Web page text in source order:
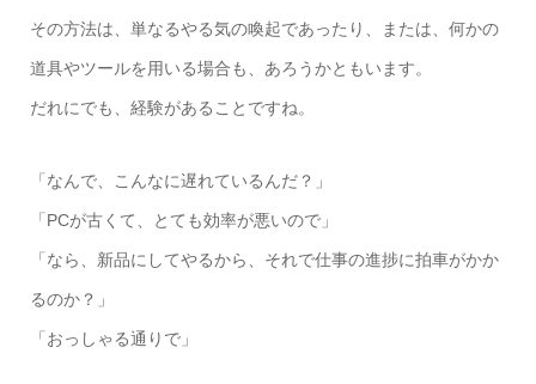
その方法は、単なるやる気の喚起であったり、または、何かの
道具やツールを用いる場合も、あろうかともいます。
だれにでも、経験があることですね。
「なんで、こんなに遅れているんだ？」
「PCが古くて、とても効率が悪いので」
「なら、新品にしてやるから、それで仕事の進捗に拍車がかか
るのか？」
「おっしゃる通りで」